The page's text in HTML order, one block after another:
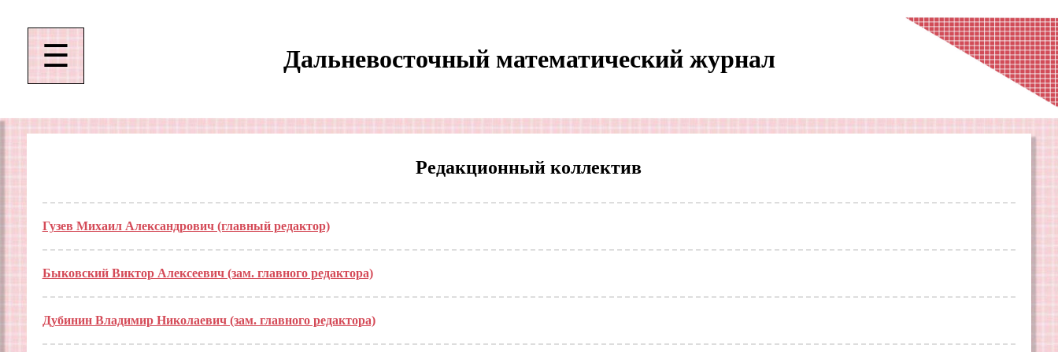
☰ Дальневосточный математический журнал
Редакционный коллектив
Гузев Михаил Александрович (главный редактор)
Быковский Виктор Алексеевич (зам. главного редактора)
Дубинин Владимир Николаевич (зам. главного редактора)